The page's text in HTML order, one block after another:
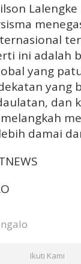
Lalengke
ini adalah
yang
yang
dan
damai
Ikuti Kami